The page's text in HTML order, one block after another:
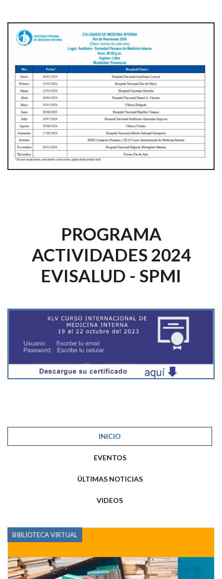
PROGRAMA
ACTIVIDADES 2024
EVISALUD - SPMI
INICIO
EVENTOS
ÚLTIMAS NOTICIAS
VIDEOS
BIBLIOTECA VIRTUAL